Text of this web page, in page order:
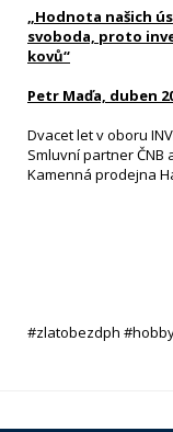
„Hodnota našich
svoboda, proto
kovů“
Petr Maďa, duben
Dvacet let v oboru
Smluvní partner ČNB
Kamenná prodejna
#zlatobezdph